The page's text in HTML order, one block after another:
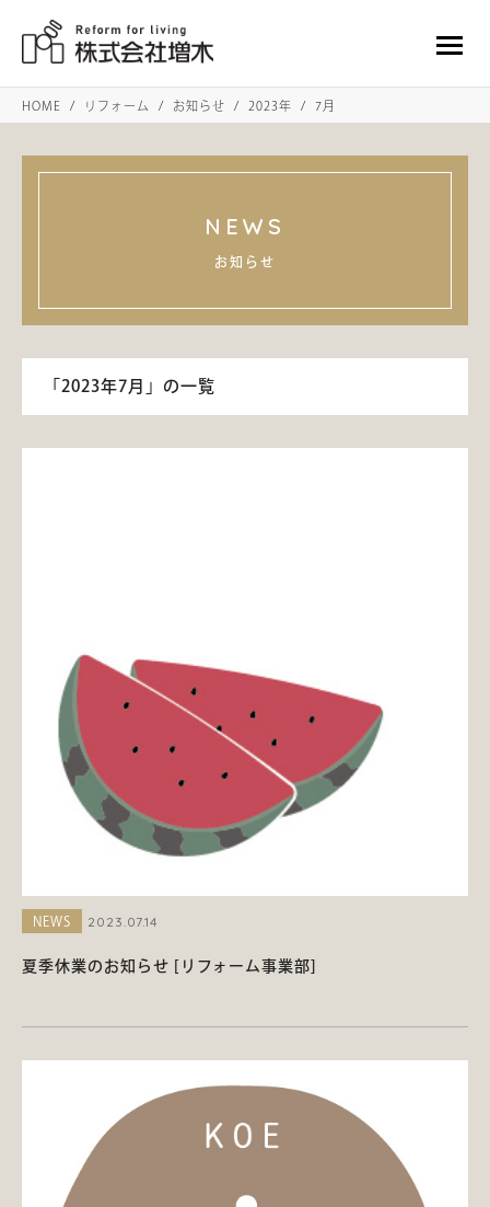
HOME リフォーム お知らせ 2023年 7月
NEWS
お知らせ
「2023年7月」の一覧
NEWS 2023.07.14
夏季休業のお知らせ [リフォーム事業部]